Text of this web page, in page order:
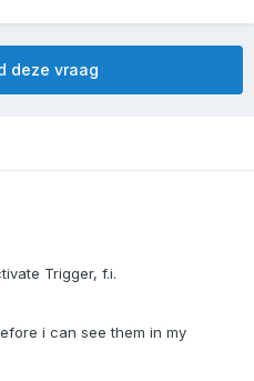
deze vraag
Trigger, f.i.
i can see them in my